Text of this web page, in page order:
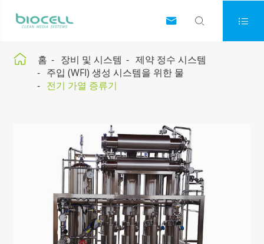
  
 홈 장비 및 시스템
제약 정수 시스템
주입 (WFI) 생성 시스템을 위한 물
전기 가열 증류기